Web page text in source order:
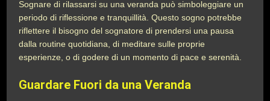
Sognare di rilassarsi su una veranda può simboleggiare un
periodo di riflessione e tranquillità. Questo sogno potrebbe
riflettere il bisogno del sognatore di prendersi una pausa
dalla routine quotidiana, di meditare sulle proprie
esperienze, o di godere di un momento di pace e serenità.
Guardare Fuori da una Veranda